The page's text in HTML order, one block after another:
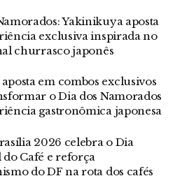
Yakinikuya aposta
exclusiva inspirada no
churrasco japonês
em combos exclusivos
o Dia dos Namorados
gastronômica japonesa
2026 celebra o Dia
do Café e reforça
do DF na rota dos cafés